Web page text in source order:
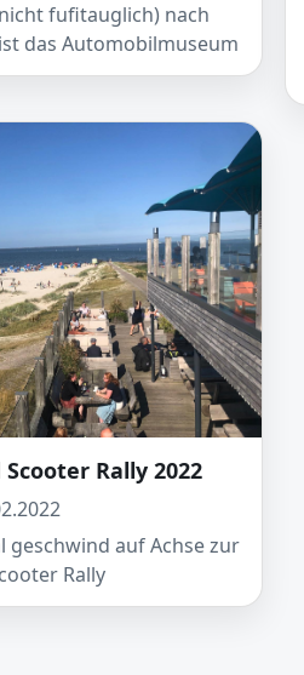
fufitauglich) nach
das Automobilmuseum
Rally 2022
geschwind auf Achse zur
Rally